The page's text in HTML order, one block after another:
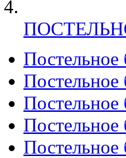
Постельное
Постельное
Постельное